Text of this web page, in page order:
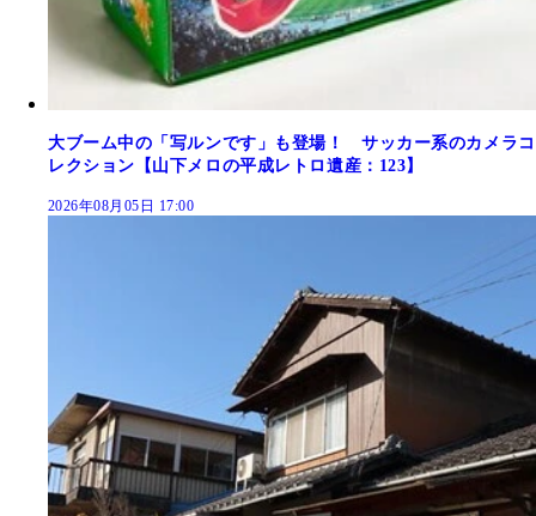
大ブーム中の「写ルンです」も登場！ サッカー系のカメラコ
レクション【山下メロの平成レトロ遺産：123】
2026年08月05日 17:00